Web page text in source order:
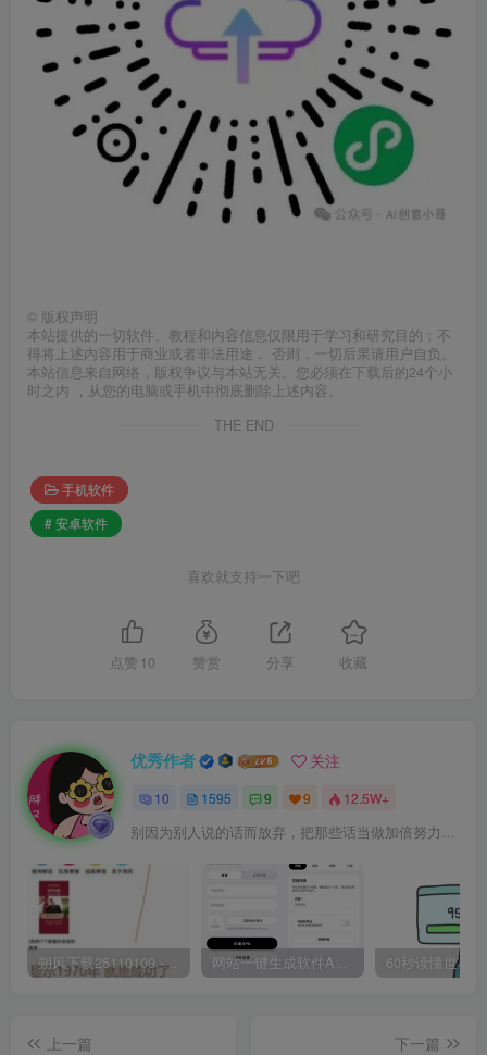
© 版权声明
本站提供的一切软件、教程和内容信息仅限用于学习和研究目的；不
得将上述内容用于商业或者非法用途， 否则，一切后果请用户自负。
本站信息来自网络，版权争议与本站无关。您必须在下载后的24个小
时之内 ，从您的电脑或手机中彻底删除上述内容。
THE END
手机软件
# 安卓软件
喜欢就支持一下吧
点赞 10 赞赏 分享 收藏
优秀作者 关注
10 1595 9 9 12.5W+
别因为别人说的话而放弃，把那些话当做加倍努力的动力
朔风下载25110109 -磁力下载神器-去VIP限制版本 网站一键生成软件APP 完美版 同时支持打包html文件
上一篇
下一篇